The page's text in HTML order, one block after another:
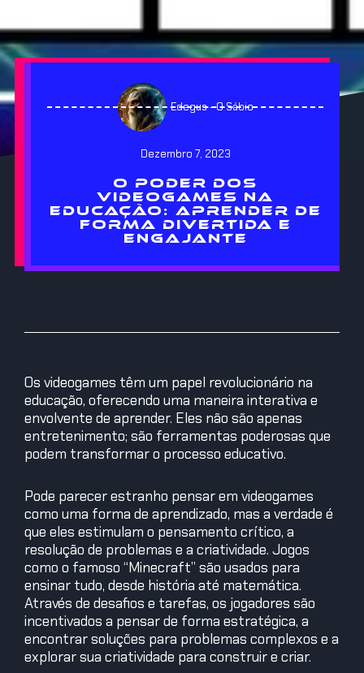
Edegus - O Sábio
Dezembro 7, 2023
O PODER DOS
VIDEOGAMES NA
EDUCAÇÃO: APRENDER DE
FORMA DIVERTIDA E
ENGAJANTE
Os videogames têm um papel revolucionário na
educação, oferecendo uma maneira interativa e
envolvente de aprender. Eles não são apenas
entretenimento; são ferramentas poderosas que
podem transformar o processo educativo.
Pode parecer estranho pensar em videogames
como uma forma de aprendizado, mas a verdade é
que eles estimulam o pensamento crítico, a
resolução de problemas e a criatividade. Jogos
como o famoso “Minecraft” são usados para
ensinar tudo, desde história até matemática.
Através de desafios e tarefas, os jogadores são
incentivados a pensar de forma estratégica, a
encontrar soluções para problemas complexos e a
explorar sua criatividade para construir e criar.